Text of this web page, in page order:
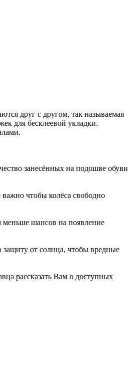
друг с другом, так называемая
для бесклеевой укладки.
занесённых на подошве обуви
чтобы колёса свободно
меньше шансов на появление
от солнца, чтобы вредные
рассказать Вам о доступных